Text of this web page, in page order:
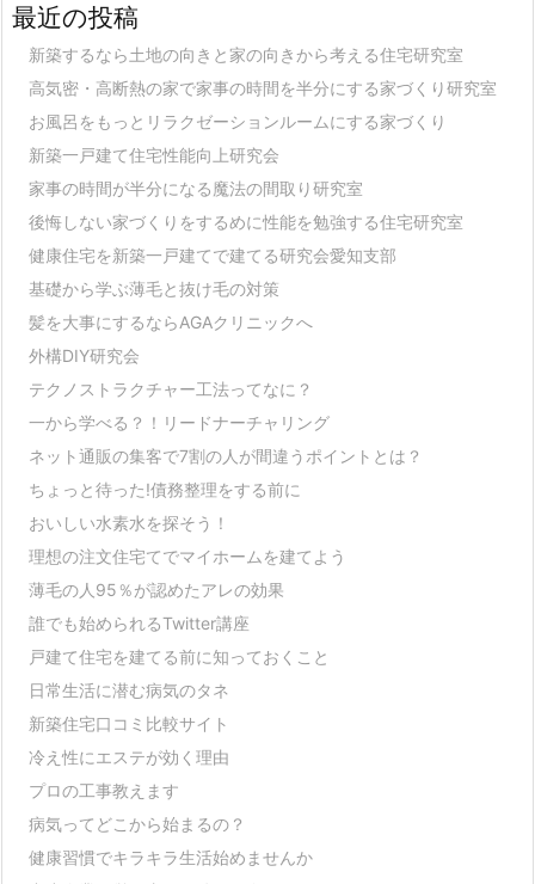
最近の投稿
新築するなら土地の向きと家の向きから考える住宅研究室
高気密・高断熱の家で家事の時間を半分にする家づくり研究室
お風呂をもっとリラクゼーションルームにする家づくり
新築一戸建て住宅性能向上研究会
家事の時間が半分になる魔法の間取り研究室
後悔しない家づくりをするめに性能を勉強する住宅研究室
健康住宅を新築一戸建てで建てる研究会愛知支部
基礎から学ぶ薄毛と抜け毛の対策
髪を大事にするならAGAクリニックへ
外構DIY研究会
テクノストラクチャー工法ってなに？
一から学べる？！リードナーチャリング
ネット通販の集客で7割の人が間違うポイントとは？
ちょっと待った!債務整理をする前に
おいしい水素水を探そう！
理想の注文住宅てでマイホームを建てよう
薄毛の人95％が認めたアレの効果
誰でも始められるTwitter講座
戸建て住宅を建てる前に知っておくこと
日常生活に潜む病気のタネ
新築住宅口コミ比較サイト
冷え性にエステが効く理由
プロの工事教えます
病気ってどこから始まるの？
健康習慣でキラキラ生活始めませんか